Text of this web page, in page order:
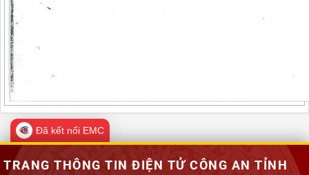
Đã kết nối EMC
TRANG THÔNG TIN ĐIỆN TỬ CÔNG AN TỈNH